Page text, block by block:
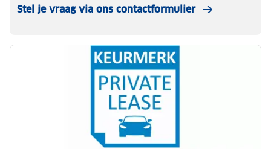
Stel je vraag via ons contactformulier